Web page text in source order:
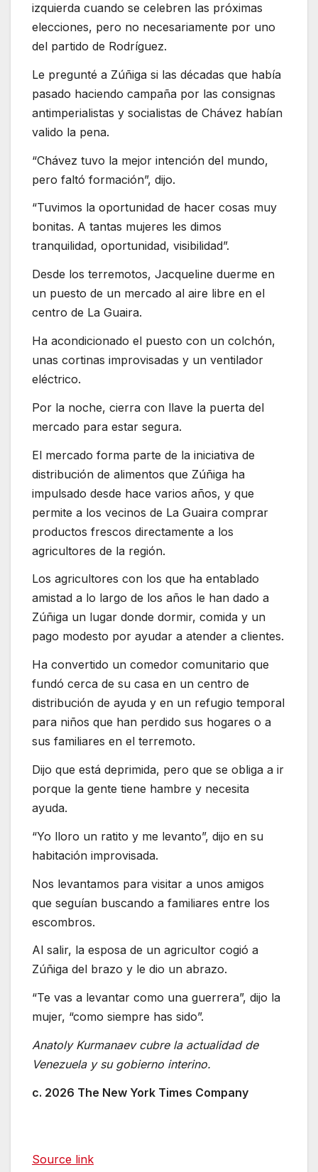
izquierda cuando se celebren las próximas
elecciones, pero no necesariamente por uno
del partido de Rodríguez.
Le pregunté a Zúñiga si las décadas que había
pasado haciendo campaña por las consignas
antimperialistas y socialistas de Chávez habían
valido la pena.
“Chávez tuvo la mejor intención del mundo,
pero faltó formación”, dijo.
“Tuvimos la oportunidad de hacer cosas muy
bonitas. A tantas mujeres les dimos
tranquilidad, oportunidad, visibilidad”.
Desde los terremotos, Jacqueline duerme en
un puesto de un mercado al aire libre en el
centro de La Guaira.
Ha acondicionado el puesto con un colchón,
unas cortinas improvisadas y un ventilador
eléctrico.
Por la noche, cierra con llave la puerta del
mercado para estar segura.
El mercado forma parte de la iniciativa de
distribución de alimentos que Zúñiga ha
impulsado desde hace varios años, y que
permite a los vecinos de La Guaira comprar
productos frescos directamente a los
agricultores de la región.
Los agricultores con los que ha entablado
amistad a lo largo de los años le han dado a
Zúñiga un lugar donde dormir, comida y un
pago modesto por ayudar a atender a clientes.
Ha convertido un comedor comunitario que
fundó cerca de su casa en un centro de
distribución de ayuda y en un refugio temporal
para niños que han perdido sus hogares o a
sus familiares en el terremoto.
Dijo que está deprimida, pero que se obliga a ir
porque la gente tiene hambre y necesita
ayuda.
“Yo lloro un ratito y me levanto”, dijo en su
habitación improvisada.
Nos levantamos para visitar a unos amigos
que seguían buscando a familiares entre los
escombros.
Al salir, la esposa de un agricultor cogió a
Zúñiga del brazo y le dio un abrazo.
“Te vas a levantar como una guerrera”, dijo la
mujer, “como siempre has sido”.
Anatoly Kurmanaev cubre la actualidad de
Venezuela y su gobierno interino.
c. 2026 The New York Times Company
Source link